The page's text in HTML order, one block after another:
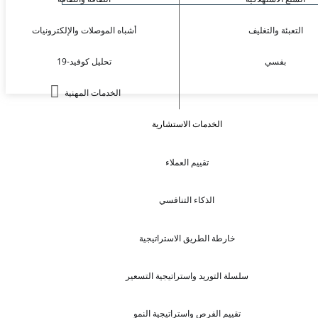
أشباه الموصلات والإلكترونيات
تحليل كوفيد-19
الخدمات المهنية
التعبئة والتغليف
بفسي
الخدمات الاستشارية
تقييم العملاء
الذكاء التنافسي
خارطة الطريق الاستراتيجية
سلسلة التوريد واستراتيجية التسعير
تقييم الفرص واستراتيجية النمو